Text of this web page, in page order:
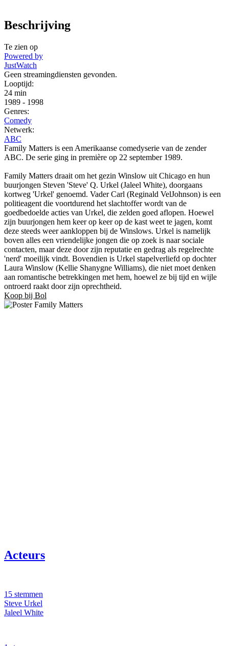
Beschrijving
Te zien op
Powered by
JustWatch
Geen streamingdiensten gevonden.
Looptijd:
24 min
1989 - 1998
Genres:
Comedy
Netwerk:
ABC
Family Matters is een Amerikaanse comedyserie van de zender
ABC. De serie ging in première op 22 september 1989.
Family Matters draait om het gezin Winslow uit Chicago en hun
buurjongen Steven 'Steve' Q. Urkel (Jaleel White), doorgaans
kortweg 'Urkel' genoemd. Vader Carl (Reginald VelJohnson) is een
politieagent die voortdurend het slachtoffer wordt van de
goedbedoelde acties van Urkel, die zelden goed aflopen. Hoewel
zijn buurjongen hem keer op keer op de kast weet te jagen, komt
deze steeds weer aankloppen bij de Winslows. Urkel is namelijk
boven alles een vriendelijke jongen die op zoek is naar sociale
contacten, maar deze door zijn reputatie en gedrag als regelrechte
'nerd' moeilijk vindt. Bovendien is Urkel stapelverliefd op dochter
Laura Winslow (Kellie Shanygne Williams), die niet moet denken
aan romantische betrekkingen met hem, hoewel ze bij tijd en wijle
ontroerd raakt door zijn oprechtheid.
Koop bij Bol
Acteurs
15 stemmen
Steve Urkel
Jaleel White